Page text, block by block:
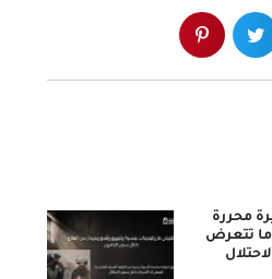
محررة
تتعرض